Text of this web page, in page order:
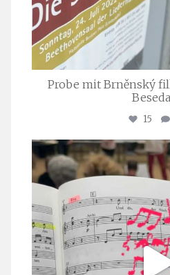
Probe mit Brněnský
Beseda
15
Juli 23